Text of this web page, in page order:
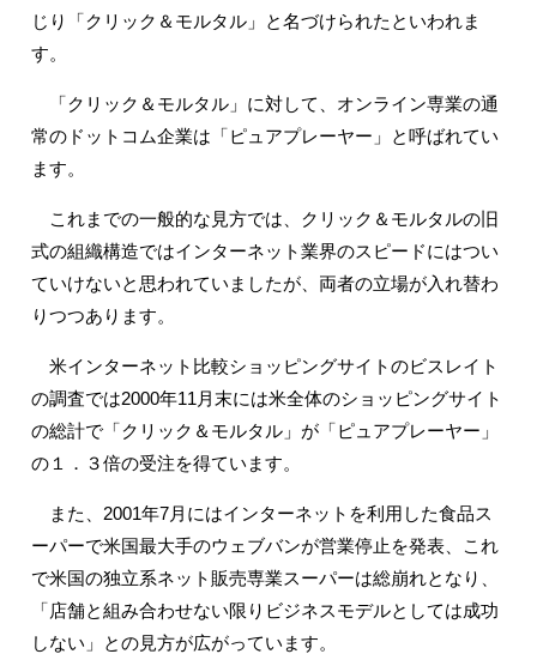
じり「クリック＆モルタル」と名づけられたといわれま
す。
「クリック＆モルタル」に対して、オンライン専業の通
常のドットコム企業は「ピュアプレーヤー」と呼ばれてい
ます。
これまでの一般的な見方では、クリック＆モルタルの旧
式の組織構造ではインターネット業界のスピードにはつい
ていけないと思われていましたが、両者の立場が入れ替わ
りつつあります。
米インターネット比較ショッピングサイトのビスレイト
の調査では2000年11月末には米全体のショッピングサイト
の総計で「クリック＆モルタル」が「ピュアプレーヤー」
の１．３倍の受注を得ています。
また、2001年7月にはインターネットを利用した食品ス
ーパーで米国最大手のウェブバンが営業停止を発表、これ
で米国の独立系ネット販売専業スーパーは総崩れとなり、
「店舗と組み合わせない限りビジネスモデルとしては成功
しない」との見方が広がっています。